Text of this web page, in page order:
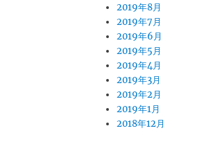
2019年8月
2019年7月
2019年6月
2019年5月
2019年4月
2019年3月
2019年2月
2019年1月
2018年12月